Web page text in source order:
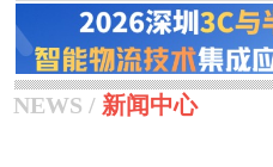
NEWS / 新闻中心